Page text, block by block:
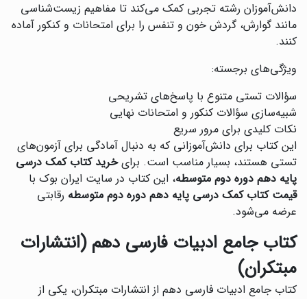
دانش‌آموزان رشته تجربی کمک می‌کند تا مفاهیم زیست‌شناسی
مانند گوارش، گردش خون و تنفس را برای امتحانات و کنکور آماده
کنند.
ویژگی‌های برجسته:
سؤالات تستی متنوع با پاسخ‌های تشریحی
شبیه‌سازی سؤالات کنکور و امتحانات نهایی
نکات کلیدی برای مرور سریع
این کتاب برای دانش‌آموزانی که به دنبال آمادگی برای آزمون‌های
تستی هستند، بسیار مناسب است. برایخرید کتاب کمک درسی
پایه دهم دوره دوم متوسطه، این کتاب در سایت ایران بوک با
قیمت کتاب کمک درسی پایه دهم دوره دوم متوسطه رقابتی
عرضه می‌شود.
کتاب جامع ادبیات فارسی دهم (انتشارات
مبتکران)
کتاب جامع ادبیات فارسی دهم از انتشارات مبتکران، یکی از